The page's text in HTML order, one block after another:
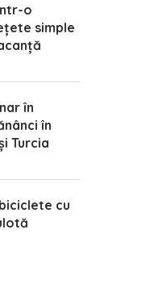
o
simple
în
în
Turcia
cu